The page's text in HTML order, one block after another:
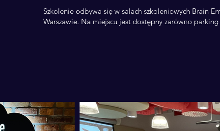
Szkolenie odbywa się w salach szkoleniowych Brain
Warszawie. Na miejscu jest dostępny zarówno